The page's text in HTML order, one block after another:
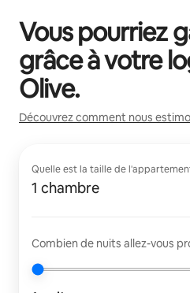
Vous pourriez
grâce à votre
Olive.
Découvrez comment nous
Quelle est la taille de l'appartement
1 chambre
Combien de nuits allez-vous